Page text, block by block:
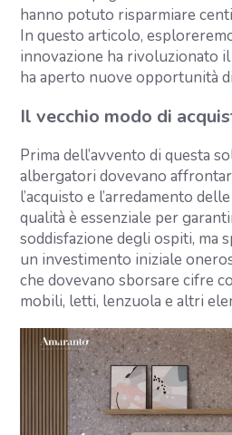
hanno potuto risparmiare
In questo articolo,
innovazione ha rivoluzionato
ha aperto nuove opportunità
Il vecchio modo di
Prima dell’avvento di questa
albergatori dovevano
l’acquisto e l’arredamento
qualità è essenziale per
soddisfazione degli ospiti, ma
un investimento iniziale
che dovevano sborsare cifre
mobili, letti, lenzuola e altri